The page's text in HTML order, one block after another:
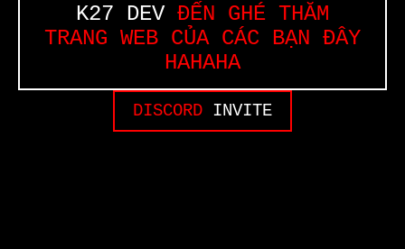
K27 DEVĐẾN GHÉ THĂM
TRANG WEB CỦA CÁC BẠN ĐÂY
HAHAHA
DISCORD INVITE